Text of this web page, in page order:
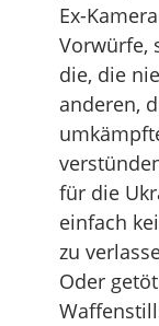
Ex-
Vorwürfe,
die, die
anderen,
für die
einfach
zu
Oder